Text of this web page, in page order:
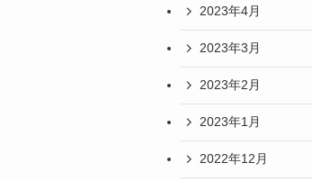
2023年4月
2023年3月
2023年2月
2023年1月
2022年12月